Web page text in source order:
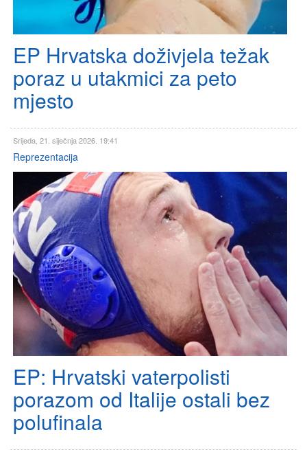
EP Hrvatska doživjela težak
poraz u utakmici za peto
mjesto
Srijeda, 21. siječnja 2026. 19:41
Reprezentacija
EP: Hrvatski vaterpolisti
porazom od Italije ostali bez
polufinala